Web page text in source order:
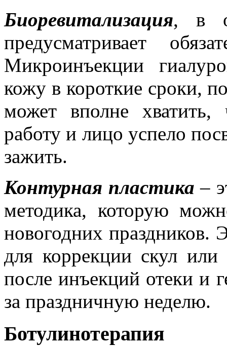
Биоревитализация, в
предусматривает
Микроинъекции
кожу в короткие сроки,
может вполне
работу и лицо успело
зажить.
Контурная пластика –
методика, которую
новогодних праздников.
для коррекции скул
после инъекций отеки и
за праздничную неделю.
Ботулинотерапия